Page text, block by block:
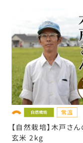
【自然栽培】木戸さ
玄米 2kg